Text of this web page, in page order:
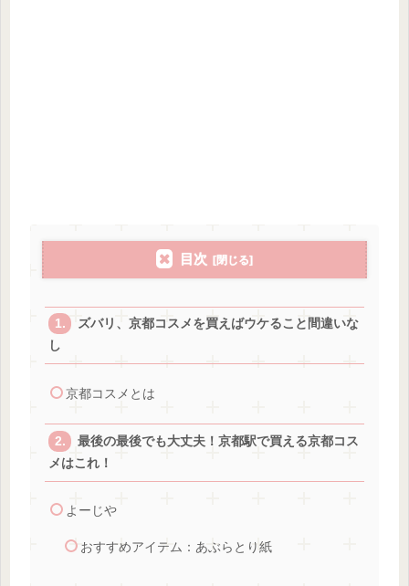
目次
ズバリ、京都コスメを買えばウケること間違いな
し
京都コスメとは
最後の最後でも大丈夫！京都駅で買える京都コス
メはこれ！
よーじや
おすすめアイテム：あぶらとり紙